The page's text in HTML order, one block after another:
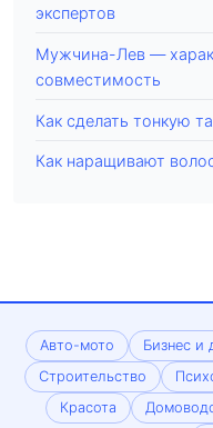
экспертов
Мужчина-Лев —
совместимость
Как сделать тонкую
Как наращивают
Авто-мото Бизнес и
Строительство
Красота